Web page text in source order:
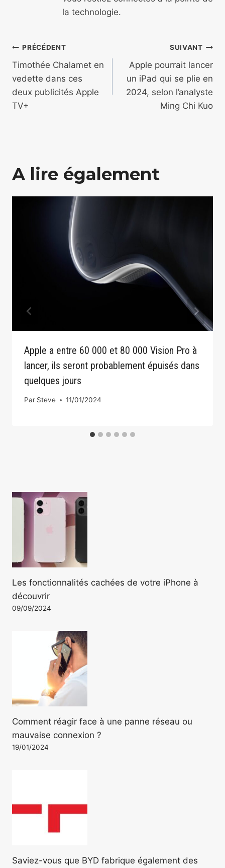
la technologie.
Navigation
de
l’article
PRÉCÉDENT
Timothée Chalamet en
vedette dans ces
deux publicités Apple
TV+
SUIVANT
Apple pourrait lancer
un iPad qui se plie en
2024, selon l’analyste
Ming Chi Kuo
A lire également
Apple a entre 60 000 et 80 000 Vision Pro à
lancer, ils seront probablement épuisés dans
quelques jours
Par Steve 11/01/2024
Les fonctionnalités cachées de votre iPhone à
découvrir
09/09/2024
Comment réagir face à une panne réseau ou
mauvaise connexion ?
19/01/2024
Saviez-vous que BYD fabrique également des